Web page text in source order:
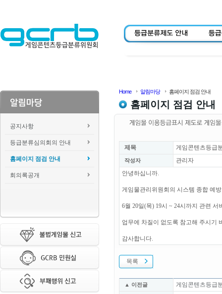
공지사항
등급분류심의회의 안내
홈페이지 점검 안내
회의록공개
Home 알림마당 홈페이지 점검 안내
홈페이지 점검 안내
제목 게임콘텐츠등급
작성자
관리자
안녕하십니까.
게임물관리위원회의 시스템 종합 예
6월 20일(목) 19시 ~ 24시까지 관련
업무에 차질이 없도록 참고해 주시기
감사합니다.
목록
▲ 이전글 게임콘텐츠등급